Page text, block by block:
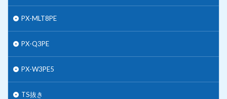
PX-MLT8PE
PX-Q3PE
PX-W3PE5
TS抜き